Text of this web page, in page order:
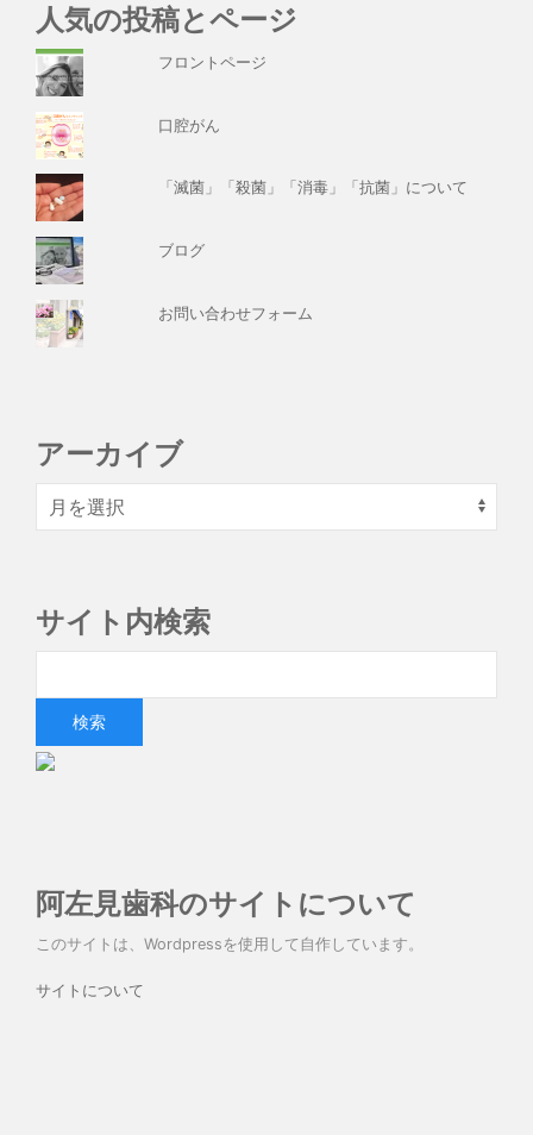
人気の投稿とページ
フロントページ
口腔がん
「滅菌」「殺菌」「消毒」「抗菌」について
ブログ
お問い合わせフォーム
アーカイブ
サイト内検索
阿左見歯科のサイトについて
このサイトは、Wordpressを使用して自作しています。
サイトについて